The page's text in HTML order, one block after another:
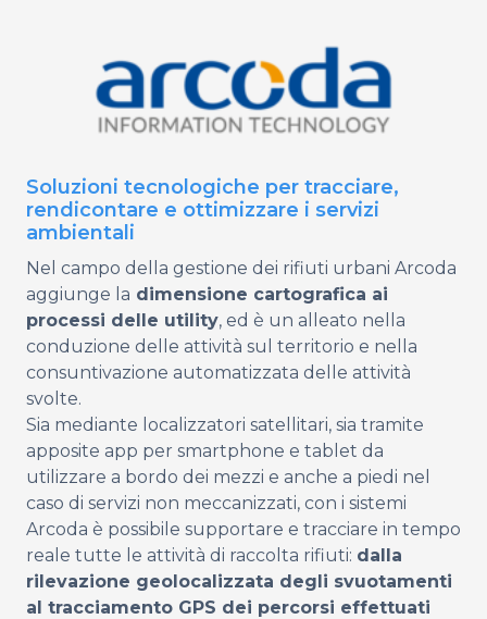
Soluzioni tecnologiche per tracciare,
rendicontare e ottimizzare i servizi
ambientali
Nel campo della gestione dei rifiuti urbani Arcoda
aggiunge la dimensione cartografica ai
processi delle utility, ed è un alleato nella
conduzione delle attività sul territorio e nella
consuntivazione automatizzata delle attività
svolte.
Sia mediante localizzatori satellitari, sia tramite
apposite app per smartphone e tablet da
utilizzare a bordo dei mezzi e anche a piedi nel
caso di servizi non meccanizzati, con i sistemi
Arcoda è possibile supportare e tracciare in tempo
reale tutte le attività di raccolta rifiuti: dalla
rilevazione geolocalizzata degli svuotamenti
al tracciamento GPS dei percorsi effettuati